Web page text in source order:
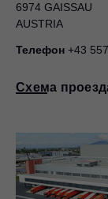
6974 GAISSAU
AUSTRIA
Телефон +43
Схема